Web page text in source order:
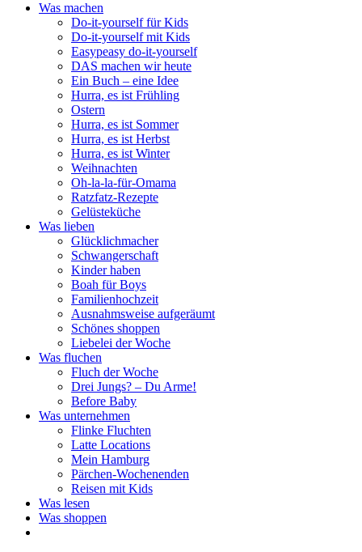
Was machen
Do-it-yourself für Kids
Do-it-yourself mit Kids
Easypeasy do-it-yourself
DAS machen wir heute
Ein Buch – eine Idee
Hurra, es ist Frühling
Ostern
Hurra, es ist Sommer
Hurra, es ist Herbst
Hurra, es ist Winter
Weihnachten
Oh-la-la-für-Omama
Ratzfatz-Rezepte
Gelüsteküche
Was lieben
Glücklichmacher
Schwangerschaft
Kinder haben
Boah für Boys
Familienhochzeit
Ausnahmsweise aufgeräumt
Schönes shoppen
Liebelei der Woche
Was fluchen
Fluch der Woche
Drei Jungs? – Du Arme!
Before Baby
Was unternehmen
Flinke Fluchten
Latte Locations
Mein Hamburg
Pärchen-Wochenenden
Reisen mit Kids
Was lesen
Was shoppen